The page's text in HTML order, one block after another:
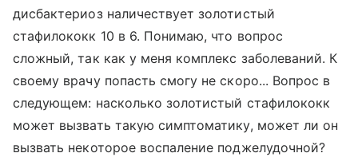
дисбактериоз наличествует золотистый
стафилококк 10 в 6. Понимаю, что вопрос
сложный, так как у меня комплекс заболеваний. К
своему врачу попасть смогу не скоро... Вопрос в
следующем: насколько золотистый стафилококк
может вызвать такую симптоматику, может ли он
вызвать некоторое воспаление поджелудочной?